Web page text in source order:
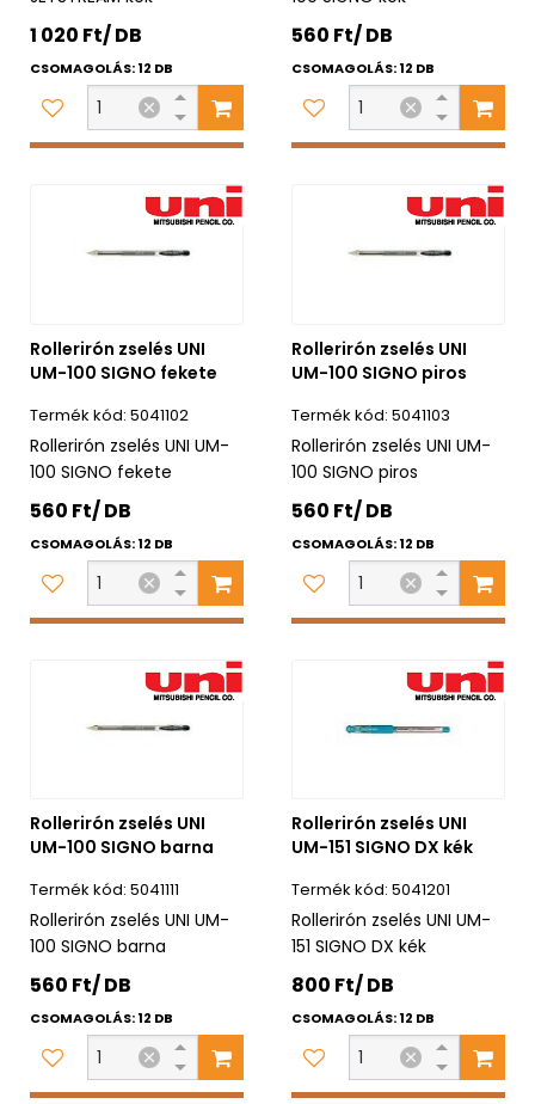
1 020 Ft/ DB
CSOMAGOLÁS: 12 DB
560 Ft/ DB
CSOMAGOLÁS: 12 DB
Rollerirón zselés UNI
UM-100 SIGNO fekete
5041102
Rollerirón zselés UNI UM-
100 SIGNO fekete
560 Ft/ DB
CSOMAGOLÁS: 12 DB
Rollerirón zselés UNI
UM-100 SIGNO piros
5041103
Rollerirón zselés UNI UM-
100 SIGNO piros
560 Ft/ DB
CSOMAGOLÁS: 12 DB
Rollerirón zselés UNI
UM-100 SIGNO barna
5041111
Rollerirón zselés UNI UM-
100 SIGNO barna
560 Ft/ DB
CSOMAGOLÁS: 12 DB
Rollerirón zselés UNI
UM-151 SIGNO DX kék
5041201
Rollerirón zselés UNI UM-
151 SIGNO DX kék
800 Ft/ DB
CSOMAGOLÁS: 12 DB